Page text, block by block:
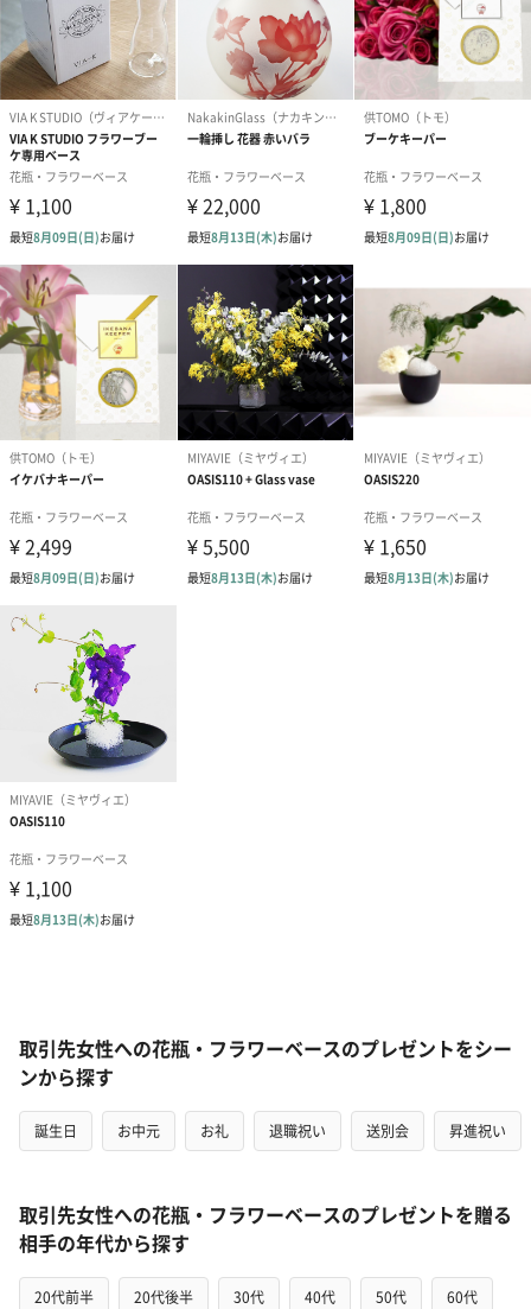
取引先女性への花瓶・フラワーベースのプレゼントをシー
ンから探す
誕生日 お中元 お礼 退職祝い 送別会 昇進祝い
取引先女性への花瓶・フラワーベースのプレゼントを贈る
相手の年代から探す
20代前半 20代後半 30代 40代 50代 60代